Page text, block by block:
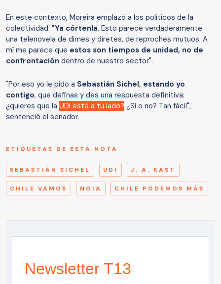
En este contexto, Moreira emplazó a los políticos de la
colectividad: "Ya córtenla. Esto parece verdaderamente
una telenovela de dimes y diretes, de reproches mutuos. A
mí me parece que estos son tiempos de unidad, no de
confrontación dentro de nuestro sector".
"Por eso yo le pido a Sebastián Sichel, estando yo
contigo, que definas y des una respuesta definitiva:
¿quieres que la UDI esté a tu lado? ¿Si o no? Tan fácil",
sentenció el senador.
ETIQUETAS DE ESTA NOTA
SEBASTIÁN SICHEL UDI J. A. KAST
CHILE VAMOS NOIA CHILE PODEMOS MÁS
Newsletter T13